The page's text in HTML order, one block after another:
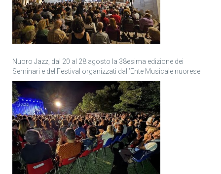
Nuoro Jazz, dal 20 al 28 agosto la 38esima edizione dei
Seminari e del Festival organizzati dall’Ente Musicale nuorese